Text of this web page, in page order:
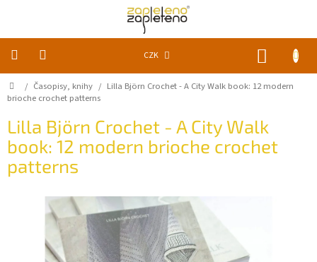
CZK
KLUBKA
k
Akce
a
slevy
Domů
/ Časopisy, knihy / Lilla Björn Crochet - A City Walk book: 12 modern
brioche crochet patterns
Lilla Björn Crochet - A City Walk
book: 12 modern brioche crochet
patterns